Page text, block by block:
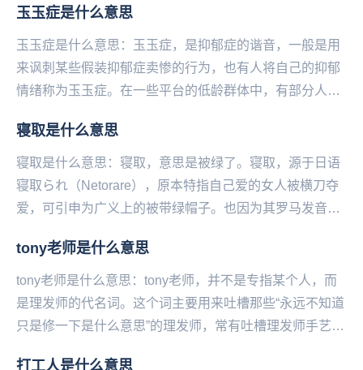
睡...
玉玉症是什么意思
玉玉症是什么意思：玉玉症，是抑郁症的谐音，一般是用
来讽刺某些假装抑郁症卖惨的行为，也有人将自己的抑郁
情绪称为玉玉症。在一些平台的低龄群体中，有部分人喜
信...
寝取是什么意思
寝取是什么意思：寝取，意思是被绿了。寝取，源于日语
寝取られ（Netorare），原本特指自己爱的女人被横刀夺
爱，可引申为广义上的被带绿帽子。也因为其罗马发音，
tony老师是什么意思
tony老师是什么意思：tony老师，并不是专指某个人，而
是理发师的代名词。这个词主要用来吐槽那些“永远不知道
只是修一下是什么意思”的理发师，常有吐槽理发师手艺差
打工人是什么意思